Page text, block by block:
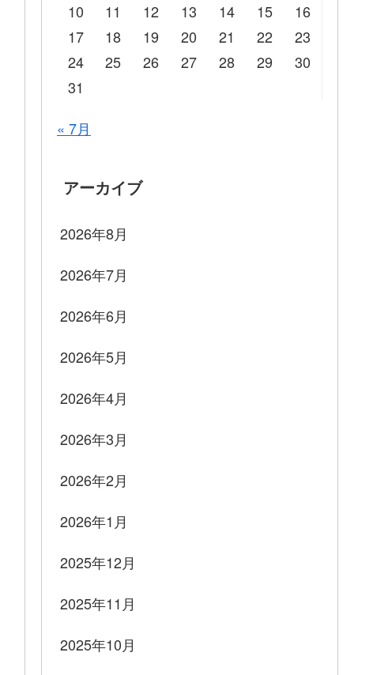
10
11 12 13 14 15
16
17
18 19 20 21 22
23
24
25 26 27 28 29
30
31
« 7月
アーカイブ
2026年8月
2026年7月
2026年6月
2026年5月
2026年4月
2026年3月
2026年2月
2026年1月
2025年12月
2025年11月
2025年10月